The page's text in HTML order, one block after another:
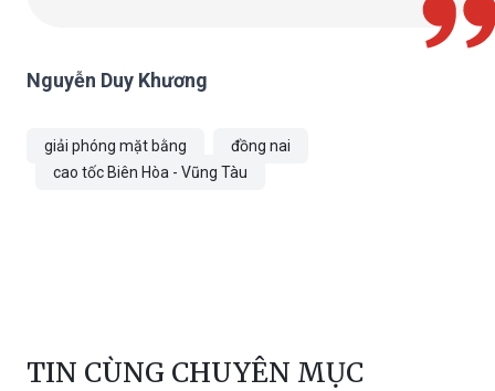
Nguyễn Duy Khương
giải phóng mặt bằng
đồng nai
cao tốc Biên Hòa - Vũng Tàu
TIN CÙNG CHUYÊN MỤC